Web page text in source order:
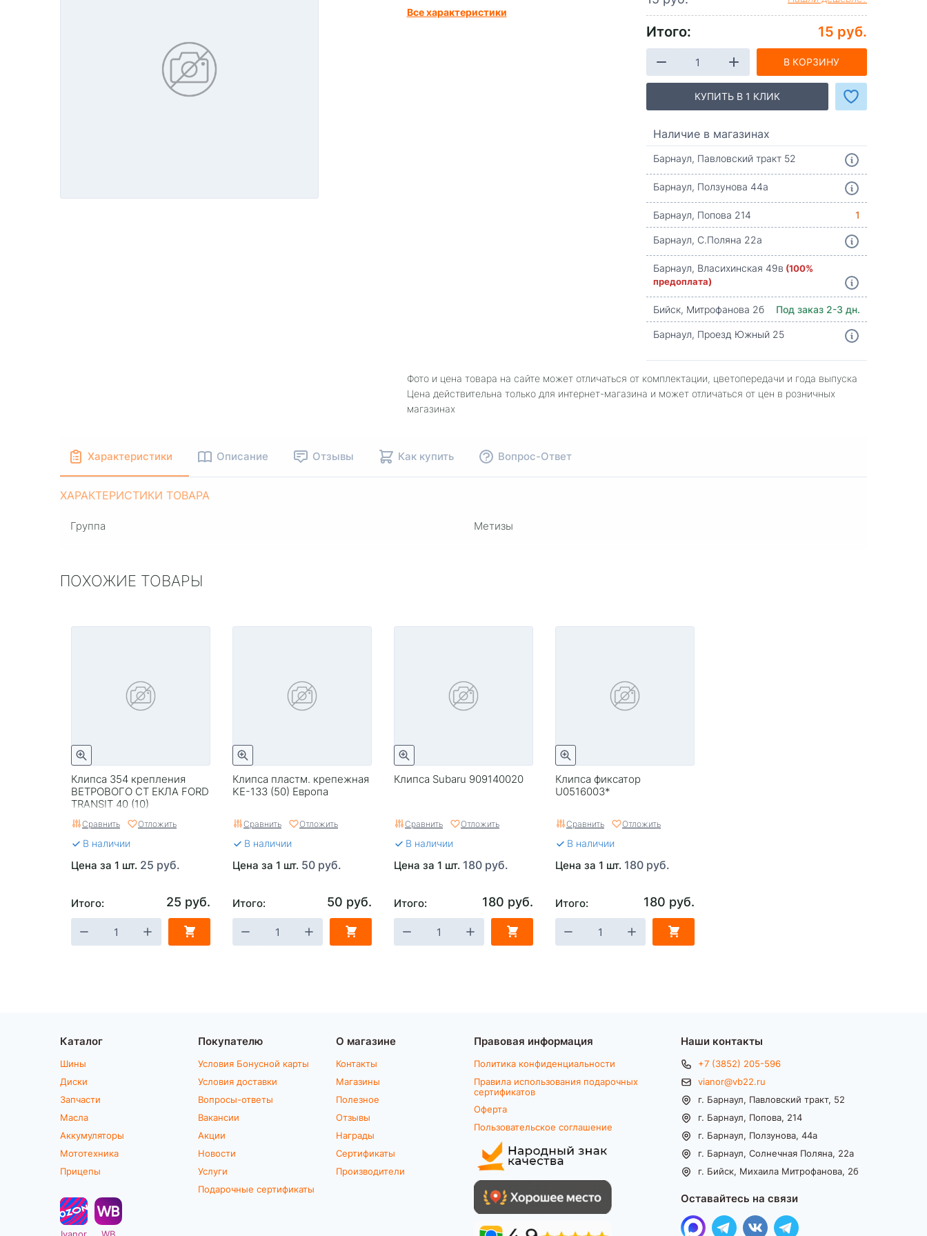
Все характеристики
Итого: 15 руб.
В КОРЗИНУ
КУПИТЬ В 1 КЛИК
Наличие в магазинах
Барнаул, Павловский тракт 52
Барнаул, Ползунова 44а
Барнаул, Попова 214
1
Барнаул, С.Поляна 22а
Барнаул, Власихинская 49в (100%
предоплата)
Бийск, Митрофанова 2б
Под заказ 2-3 дн.
Барнаул, Проезд Южный 25
Фото и цена товара на сайте может отличаться от комплектации, цветопередачи и года выпуска
Цена действительна только для интернет-магазина и может отличаться от цен в розничных
магазинах
Характеристики Описание Отзывы Как купить Вопрос-Ответ
ХАРАКТЕРИСТИКИ ТОВАРА
Группа Метизы
ПОХОЖИЕ ТОВАРЫ
Клипса 354 крепления
ВЕТРОВОГО СТ ЕКЛА FORD
TRANSIT 40 (10)
Сравнить Отложить
В наличии
Цена за 1 шт. 25 руб.
Итого: 25 руб.
Клипса пластм. крепежная
KE-133 (50) Европа
Сравнить Отложить
В наличии
Цена за 1 шт. 50 руб.
Итого: 50 руб.
Клипса Subaru 909140020
Сравнить Отложить
В наличии
Цена за 1 шт. 180 руб.
Итого: 180 руб.
Клипса фиксатор
U0516003*
Сравнить Отложить
В наличии
Цена за 1 шт. 180 руб.
Итого: 180 руб.
Каталог
Шины
Диски
Запчасти
Масла
Аккумуляторы
Мототехника
Прицепы
Ivanor WB
Покупателю
Условия Бонусной карты
Условия доставки
Вопросы-ответы
Вакансии
Акции
Новости
Услуги
Подарочные сертификаты
О магазине
Контакты
Магазины
Полезное
Отзывы
Награды
Сертификаты
Производители
Правовая информация
Политика конфиденциальности
Правила использования подарочных
сертификатов
Оферта
Пользовательское соглашение
Наши контакты
+7 (3852) 205-596
vianor@vb22.ru
г. Барнаул, Павловский тракт, 52
г. Барнаул, Попова, 214
г. Барнаул, Ползунова, 44а
г. Барнаул, Солнечная Поляна, 22а
г. Бийск, Михаила Митрофанова, 2б
Оставайтесь на связи